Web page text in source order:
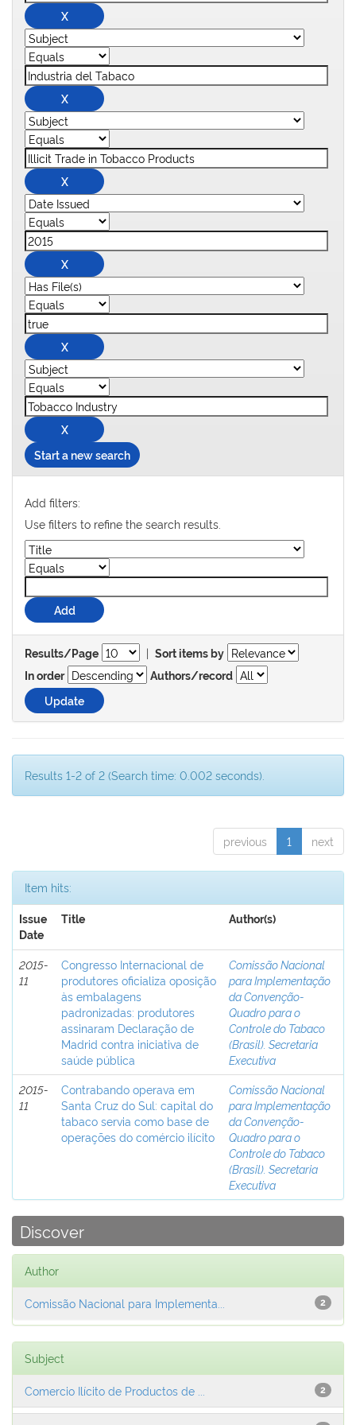
Start a new search
Add filters:
Use filters to refine the search results.
Results/Page | Sort items by
In order
Authors/record
Results 1-2 of 2 (Search time: 0.002 seconds).
previous 1 next
Item hits:
Issue
Date
Title Author(s)
2015-
11
Congresso Internacional de
produtores oficializa oposição
às embalagens
padronizadas: produtores
assinaram Declaração de
Madrid contra iniciativa de
saúde pública
Comissão Nacional
para Implementação
da Convenção-
Quadro para o
Controle do Tabaco
(Brasil). Secretaria
Executiva
2015-
11
Contrabando operava em
Santa Cruz do Sul: capital do
tabaco servia como base de
operações do comércio ilícito
Comissão Nacional
para Implementação
da Convenção-
Quadro para o
Controle do Tabaco
(Brasil). Secretaria
Executiva
Discover
Author
2
Comissão Nacional para Implementa...
Subject
2
Comercio Ilícito de Productos de ...